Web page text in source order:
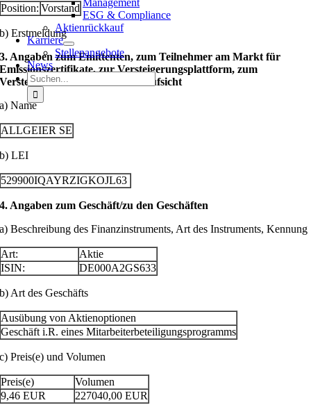
Management
ESG & Compliance
Aktienrückkauf
Karriere
Stellenangebote
News
Suche
nach:
Position: Vorstand
b) Erstmeldung
3. Angaben zum Emittenten, zum Teilnehmer am Markt für
Emissionszertifikate, zur Versteigerungsplattform, zum
Versteigerer oder zur Auktionsaufsicht
a) Name
ALLGEIER SE
b) LEI
529900IQAYRZIGKOJL63
4. Angaben zum Geschäft/zu den Geschäften
a) Beschreibung des Finanzinstruments, Art des Instruments, Kennung
Art:
Aktie
ISIN:
DE000A2GS633
b) Art des Geschäfts
Ausübung von Aktienoptionen
Geschäft i.R. eines Mitarbeiterbeteiligungsprogramms
c) Preis(e) und Volumen
Preis(e)
Volumen
9,46 EUR 227040,00 EUR